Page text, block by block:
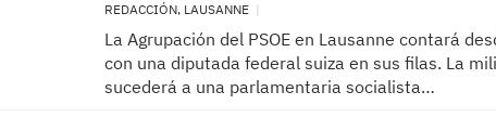
REDACCIÓN, LAUSANNE
La Agrupación del PSOE en Lausanne contará
con una diputada federal suiza en sus filas. La
sucederá a una parlamentaria socialista…